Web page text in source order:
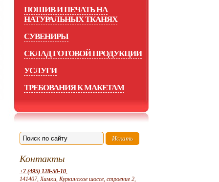
ПОШИВ И ПЕЧАТЬ НА
НАТУРАЛЬНЫХ ТКАНЯХ
СУВЕНИРЫ
СКЛАД ГОТОВОЙ ПРОДУКЦИИ
УСЛУГИ
ТРЕБОВАНИЯ К МАКЕТАМ
Контакты
+7 (495) 128-50-10,
141407, Химки, Куркинское шоссе, строение 2,